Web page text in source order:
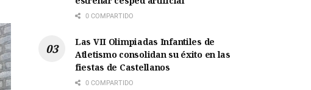
0 COMPARTIDO
Las VII Olimpiadas Infantiles de
Atletismo consolidan su éxito en las
fiestas de Castellanos
0 COMPARTIDO